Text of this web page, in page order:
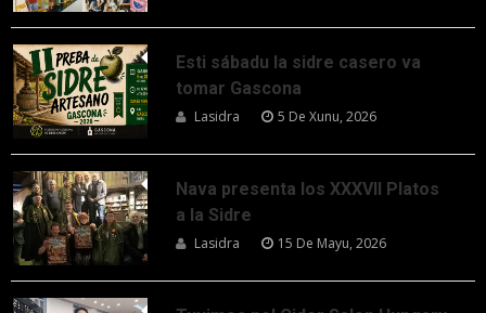
Esti sábadu la sidre casero va
tomar Gascona
Lasidra 5 De Xunu, 2026
Nava presenta los XXXVII Platos
a la Sidre
Lasidra 15 De Mayu, 2026